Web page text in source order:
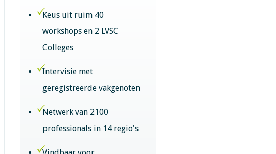
Keus uit ruim 40
workshops en 2 LVSC
Colleges
Intervisie met
geregistreerde vakgenoten
Netwerk van 2100
professionals in 14 regio's